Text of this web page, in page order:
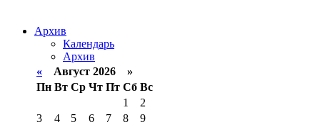
Архив
Календарь
Архив
« Август 2026 »
Пн Вт Ср Чт Пт Сб Вс
1
2
3
4 5 6 7 8
9